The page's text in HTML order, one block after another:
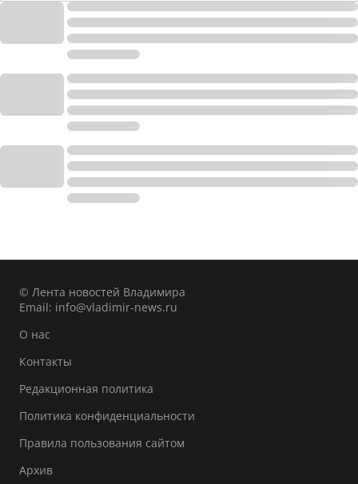
© Лента новостей Владимира
Email: info@vladimir-news.ru
О нас
Контакты
Редакционная политика
Политика конфиденциальности
Правила пользования сайтом
Архив